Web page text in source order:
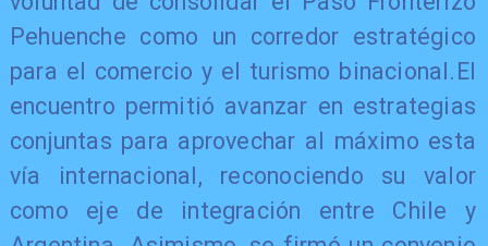
Pehuenche como un corredor estratégico
para el comercio y el turismo binacional.El
encuentro permitió avanzar en estrategias
conjuntas para aprovechar al máximo esta
vía internacional, reconociendo su valor
como eje de integración entre Chile y